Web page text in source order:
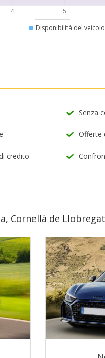
Disponibilità del
Senza
Offerte
credito
Cornellà de Llobregat